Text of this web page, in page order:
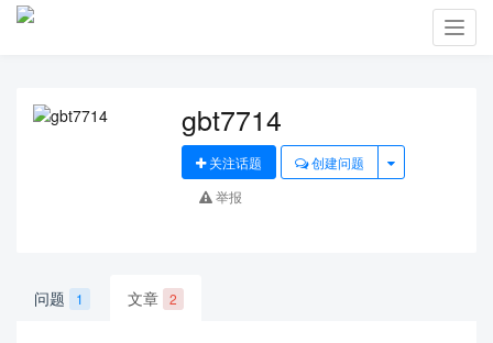
gbt7714
关注话题
创建问题
举报
问题 1 文章 2